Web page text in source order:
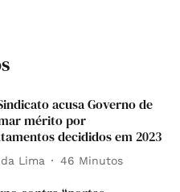
acusa Governo de
mérito por
decididos em 2023
Lima 46 Minutos